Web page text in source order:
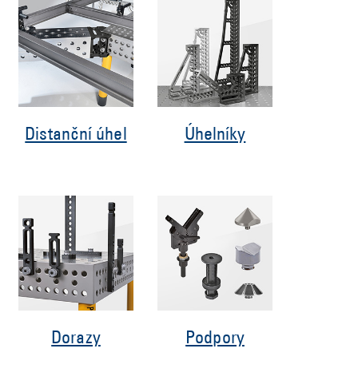
Distanční úhel Úhelníky
Dorazy Podpory